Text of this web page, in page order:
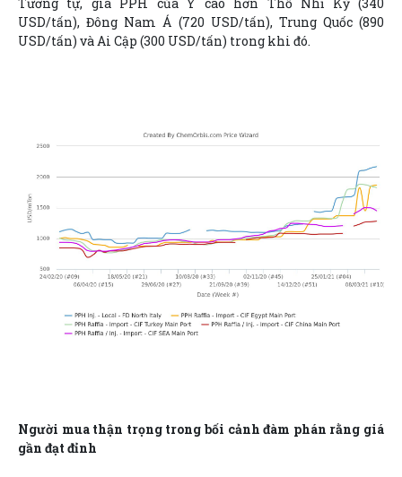
USD/tấn), Đông Nam Á (720 USD/tấn), Trung Quốc (890
USD/tấn) và Ai Cập (300 USD/tấn) trong khi đó.
Người mua thận trọng trong bối cảnh đàm phán rằng giá
gần đạt đỉnh